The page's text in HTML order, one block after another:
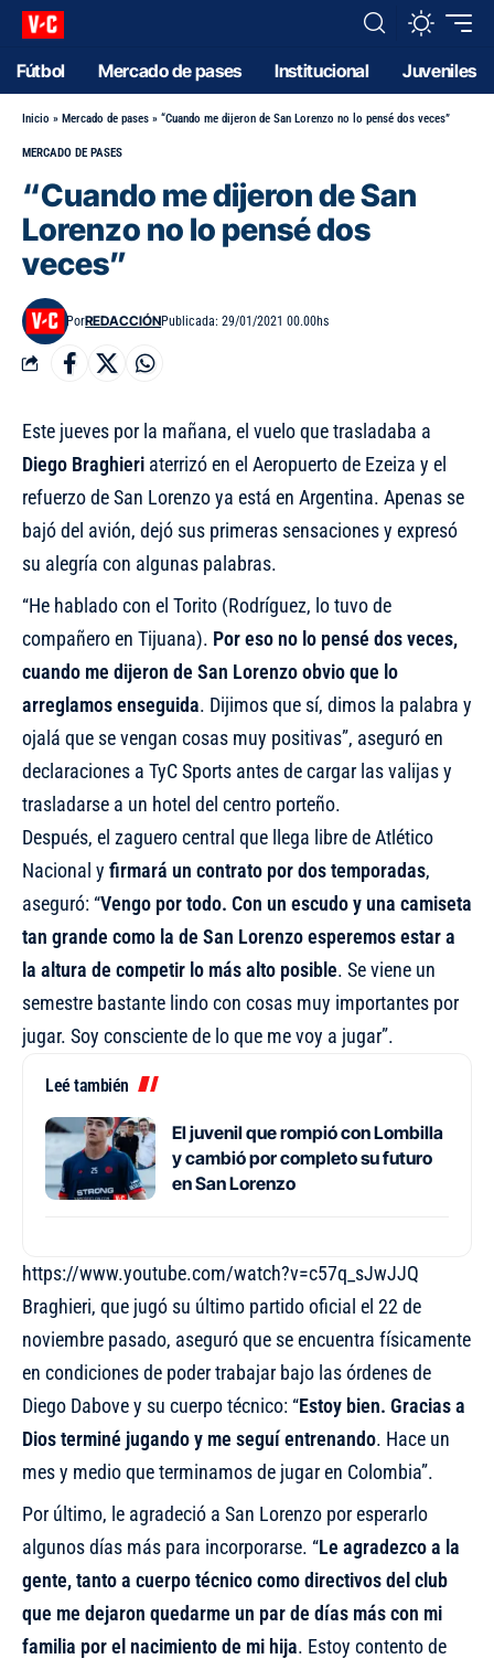
Fútbol Mercado de pases Institucional Juveniles
Inicio » Mercado de pases » “Cuando me dijeron de San Lorenzo no lo pensé dos veces”
MERCADO DE PASES
“Cuando me dijeron de San
Lorenzo no lo pensé dos
veces”
PorREDACCIÓNPublicada: 29/01/2021 00.00hs
Este jueves por la mañana, el vuelo que trasladaba a
Diego Braghieri aterrizó en el Aeropuerto de Ezeiza y el
refuerzo de San Lorenzo ya está en Argentina. Apenas se
bajó del avión, dejó sus primeras sensaciones y expresó
su alegría con algunas palabras.
“He hablado con el Torito (Rodríguez, lo tuvo de
compañero en Tijuana). Por eso no lo pensé dos veces,
cuando me dijeron de San Lorenzo obvio que lo
arreglamos enseguida. Dijimos que sí, dimos la palabra y
ojalá que se vengan cosas muy positivas”, aseguró en
declaraciones a TyC Sports antes de cargar las valijas y
trasladarse a un hotel del centro porteño.
Después, el zaguero central que llega libre de Atlético
Nacional y firmará un contrato por dos temporadas,
aseguró: “Vengo por todo. Con un escudo y una camiseta
tan grande como la de San Lorenzo esperemos estar a
la altura de competir lo más alto posible. Se viene un
semestre bastante lindo con cosas muy importantes por
jugar. Soy consciente de lo que me voy a jugar”.
Leé también
El juvenil que rompió con Lombilla
y cambió por completo su futuro
en San Lorenzo
https://www.youtube.com/watch?v=c57q_sJwJJQ
Braghieri, que jugó su último partido oficial el 22 de
noviembre pasado, aseguró que se encuentra físicamente
en condiciones de poder trabajar bajo las órdenes de
Diego Dabove y su cuerpo técnico: “Estoy bien. Gracias a
Dios terminé jugando y me seguí entrenando. Hace un
mes y medio que terminamos de jugar en Colombia”.
Por último, le agradeció a San Lorenzo por esperarlo
algunos días más para incorporarse. “Le agradezco a la
gente, tanto a cuerpo técnico como directivos del club
que me dejaron quedarme un par de días más con mi
familia por el nacimiento de mi hija. Estoy contento de